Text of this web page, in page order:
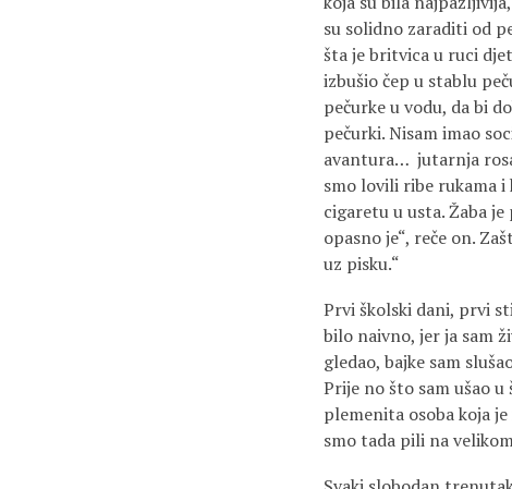
su solidno zaraditi od
šta je britvica u ruci
izbušio čep u stablu
pečurke u vodu, da bi
pečurki. Nisam imao
avantura… jutarnja
smo lovili ribe rukama i
cigaretu u usta. Žaba
opasno je“, reče on.
uz pisku.“
Prvi školski dani, prvi
bilo naivno, jer ja sam
gledao, bajke sam
Prije no što sam ušao
plemenita osoba koja je
smo tada pili na